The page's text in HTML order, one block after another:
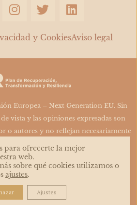
n
t
g
r
a
m
w
t
e
r
i
k
d
n
y CookiesAviso legal
Europea – Next Generation EU. Sin
vista y las opiniones expresadas son
o autores y no reflejan necesariamente
o la Comisión Europea. Ni la Unión
Europea pueden ser consideradas
de las mismas»
para ofrecerte la mejor
web.
sobre qué cookies utilizamos o
ajustes.
Ajustes